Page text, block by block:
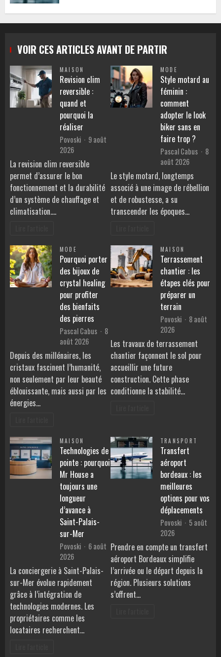
VOIR CES ARTICLES AVANT DE PARTIR
MAISON
Revision clim
reversible :
quand et
pourquoi la
réaliser
Povoski
9 août
2026
La revision clim reversible
permet d’assurer le bon
fonctionnement et la durabilité
d’un système de chauffage et
climatisation.…
MODE
Style motard au
féminin :
comment
adopter le look
biker sans en
faire trop ?
Pascal Cabus
8
août 2026
Le style motard, longtemps
associé à une image de rébellion
et de robustesse, a su
transcender les époques…
MODE
Pourquoi porter
des bijoux de
crystal healing
pour profiter
des bienfaits
des pierres
Pascal Cabus
8
août 2026
Depuis des millénaires, les
cristaux fascinent l’humanité,
non seulement par leur beauté
éblouissante, mais aussi par les
énergies…
MAISON
Terrassement
chantier : les
étapes clés pour
préparer un
terrain
Povoski
8 août
2026
Les travaux de terrassement
chantier façonnent le sol pour
accueillir une future
construction. Cette phase
conditionne la stabilité…
MAISON
Technologies de
pointe : pourquoi
Mr House a
toujours une
longueur
d’avance à
Saint-Palais-
sur-Mer
Povoski
6 août
2026
La conciergerie à Saint-Palais-
sur-Mer évolue rapidement
grâce à l’intégration de
technologies modernes. Les
propriétaires comme les
locataires recherchent…
TRANSPORT
Transfert
aéroport
bordeaux : les
meilleures
options pour vos
déplacements
Povoski
5 août
2026
Prendre en compte un transfert
aéroport Bordeaux simplifie
l’arrivée ou le départ depuis la
région. Plusieurs solutions
s’offrent…